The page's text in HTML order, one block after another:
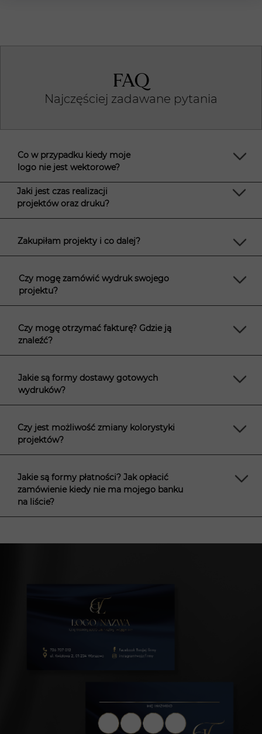
FAQ
Najczęściej zadawane pytania
Co w przypadku kiedy moje
logo nie jest wektorowe?
Jaki jest czas realizacji
projektów oraz druku?
Zakupiłam projekty i co dalej?
Czy mogę zamówić wydruk swojego
projektu?
Czy mogę otrzymać fakturę? Gdzie ją
znaleźć?
Jakie są formy dostawy gotowych
wydruków?
Czy jest możliwość zmiany kolorystyki
projektów?
Jakie są formy płatności? Jak opłacić
zamówienie kiedy nie ma mojego banku
na liście?